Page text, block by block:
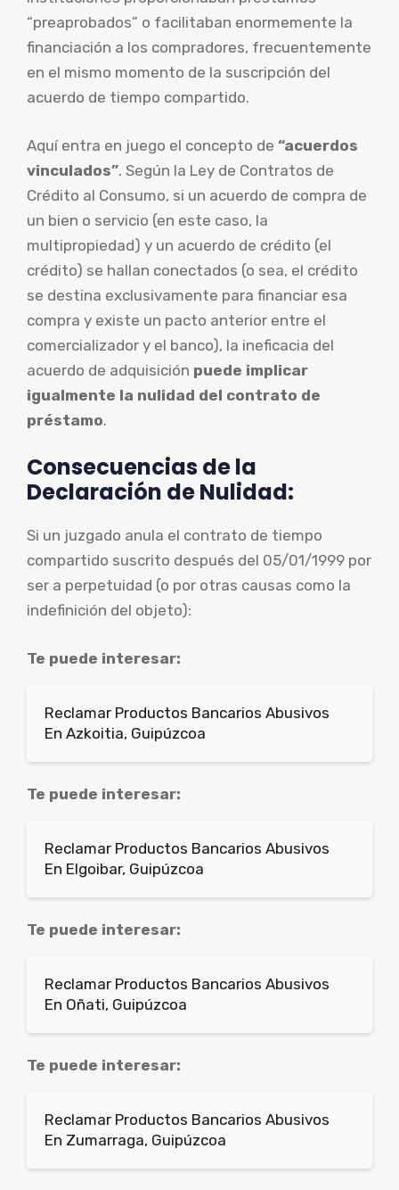
“preaprobados” o facilitaban enormemente la
financiación a los compradores, frecuentemente
en el mismo momento de la suscripción del
acuerdo de tiempo compartido.
Aquí entra en juego el concepto de “acuerdos
vinculados”. Según la Ley de Contratos de
Crédito al Consumo, si un acuerdo de compra de
un bien o servicio (en este caso, la
multipropiedad) y un acuerdo de crédito (el
crédito) se hallan conectados (o sea, el crédito
se destina exclusivamente para financiar esa
compra y existe un pacto anterior entre el
comercializador y el banco), la ineficacia del
acuerdo de adquisición puede implicar
igualmente la nulidad del contrato de
préstamo.
Consecuencias de la
Declaración de Nulidad:
Si un juzgado anula el contrato de tiempo
compartido suscrito después del 05/01/1999 por
ser a perpetuidad (o por otras causas como la
indefinición del objeto):
Te puede interesar:
Reclamar Productos Bancarios Abusivos
En Azkoitia, Guipúzcoa
Te puede interesar:
Reclamar Productos Bancarios Abusivos
En Elgoibar, Guipúzcoa
Te puede interesar:
Reclamar Productos Bancarios Abusivos
En Oñati, Guipúzcoa
Te puede interesar:
Reclamar Productos Bancarios Abusivos
En Zumarraga, Guipúzcoa